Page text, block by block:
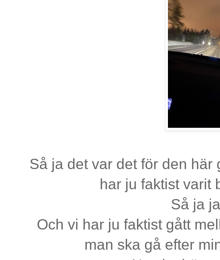
Så ja det var det för den
har ju faktist varit
Så ja
Och vi har ju faktist gått
man ska gå efter